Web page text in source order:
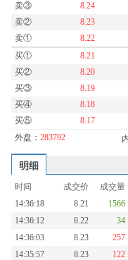
卖③
8.24
卖②
8.23
卖①
8.22
买①
8.21
买②
8.20
买③
8.19
买④
8.18
买⑤
8.17
外盘：283792
明细
时间 成交价 成交量
14:36:18
8.21 1566
14:36:12
8.22 34
14:36:03
8.23 257
14:35:57
8.23 122